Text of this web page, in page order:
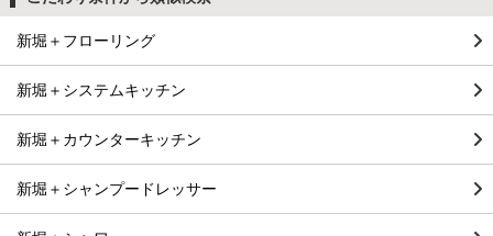
新堀＋フローリング
新堀＋システムキッチン
新堀＋カウンターキッチン
新堀＋シャンプードレッサー